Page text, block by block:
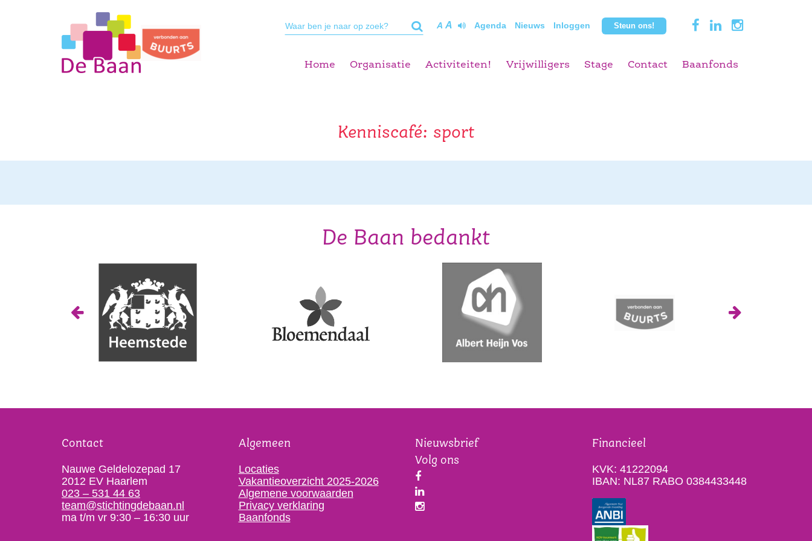
A A Agenda Nieuws Inloggen Steun ons!
Home Organisatie Activiteiten! Vrijwilligers Stage Contact Baanfonds
Kenniscafé: sport
De Baan bedankt
Contact
Nauwe Geldelozepad 17
2012 EV Haarlem
023 – 531 44 63
team@stichtingdebaan.nl
ma t/m vr 9:30 – 16:30 uur
Algemeen
Locaties
Vakantieoverzicht 2025-2026
Algemene voorwaarden
Privacy verklaring
Baanfonds
Nieuwsbrief
Volg ons
Financieel
KVK: 41222094
IBAN: NL87 RABO 0384433448